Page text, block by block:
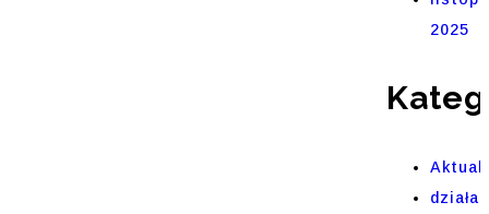
2025